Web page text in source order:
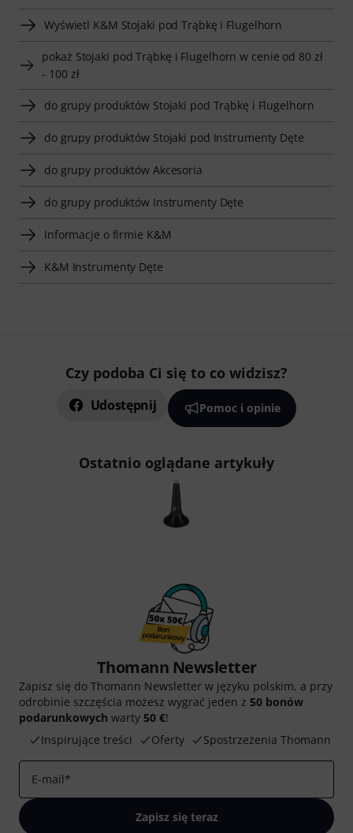
Wyświetl K&M Stojaki pod Trąbkę i Flugelhorn
pokaż Stojaki pod Trąbkę i Flugelhorn w cenie od 80 zł
- 100 zł
do grupy produktów Stojaki pod Trąbkę i Flugelhorn
do grupy produktów Stojaki pod Instrumenty Dęte
do grupy produktów Akcesoria
do grupy produktów Instrumenty Dęte
Informacje o firmie K&M
K&M Instrumenty Dęte
Czy podoba Ci się to co widzisz?
Udostępnij Pomoc i opinie
Ostatnio oglądane artykuły
Thomann Newsletter
Zapisz się do Thomann Newsletter w języku polskim, a przy
odrobinie szczęścia możesz wygrać jeden z 50 bonów
podarunkowych warty 50 €!
Inspirujące treści
Oferty Spostrzeżenia Thomann
E-mail*
Zapisz się teraz